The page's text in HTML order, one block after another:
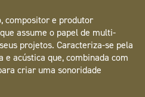
compositor e produtor
assume o papel de multi-
projetos. Caracteriza-se pela
acústica que, combinada com
criar uma sonoridade